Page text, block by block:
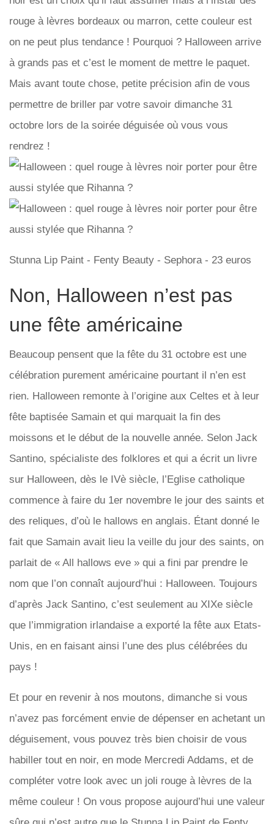
rouge à lèvres bordeaux ou marron, cette couleur est
on ne peut plus tendance ! Pourquoi ? Halloween arrive
à grands pas et c’est le moment de mettre le paquet.
Mais avant toute chose, petite précision afin de vous
permettre de briller par votre savoir dimanche 31
octobre lors de la soirée déguisée où vous vous
rendrez !
Stunna Lip Paint - Fenty Beauty - Sephora - 23 euros
Non, Halloween n’est pas
une fête américaine
Beaucoup pensent que la fête du 31 octobre est une
célébration purement américaine pourtant il n’en est
rien. Halloween remonte à l’origine aux Celtes et à leur
fête baptisée Samain et qui marquait la fin des
moissons et le début de la nouvelle année. Selon Jack
Santino, spécialiste des folklores et qui a écrit un livre
sur Halloween, dès le IVè siècle, l’Eglise catholique
commence à faire du 1er novembre le jour des saints et
des reliques, d’où le hallows en anglais. Étant donné le
fait que Samain avait lieu la veille du jour des saints, on
parlait de « All hallows eve » qui a fini par prendre le
nom que l’on connaît aujourd’hui : Halloween. Toujours
d’après Jack Santino, c’est seulement au XIXe siècle
que l’immigration irlandaise a exporté la fête aux Etats-
Unis, en en faisant ainsi l’une des plus célébrées du
pays !
Et pour en revenir à nos moutons, dimanche si vous
n’avez pas forcément envie de dépenser en achetant un
déguisement, vous pouvez très bien choisir de vous
habiller tout en noir, en mode Mercredi Addams, et de
compléter votre look avec un joli rouge à lèvres de la
même couleur ! On vous propose aujourd’hui une valeur